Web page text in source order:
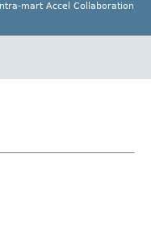
mart Accel Collaboration